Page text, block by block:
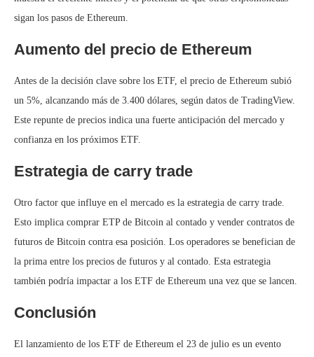
sigan los pasos de Ethereum.
Aumento del precio de Ethereum
Antes de la decisión clave sobre los ETF, el precio de Ethereum subió
un 5%, alcanzando más de 3.400 dólares, según datos de TradingView.
Este repunte de precios indica una fuerte anticipación del mercado y
confianza en los próximos ETF.
Estrategia de carry trade
Otro factor que influye en el mercado es la estrategia de carry trade.
Esto implica comprar ETP de Bitcoin al contado y vender contratos de
futuros de Bitcoin contra esa posición. Los operadores se benefician de
la prima entre los precios de futuros y al contado. Esta estrategia
también podría impactar a los ETF de Ethereum una vez que se lancen.
Conclusión
El lanzamiento de los ETF de Ethereum el 23 de julio es un evento